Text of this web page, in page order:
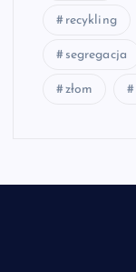
recykling
segregacja
złom